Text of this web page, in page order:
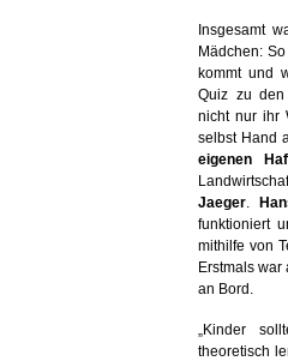
Insgesamt
Mädchen:
kommt und
Quiz zu den
nicht nur ihr
selbst Hand
eigenen
Jaeger.
funktioniert
mithilfe von
Erstmals war
an Bord.
„Kinder
theoretisch